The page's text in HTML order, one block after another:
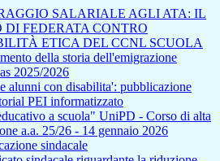
SALARIALE AGLI ATA: IL
DI FEDERATA CONTRO
ETICA DEL CCNL SCUOLA
della storia dell'emigrazione
2025/2026
alunni con disabilita': pubblicazione
PEI informatizzato
a scuola" UniPD - Corso di alta
a.a. 25/26 - 14 gennaio 2026
sindacale